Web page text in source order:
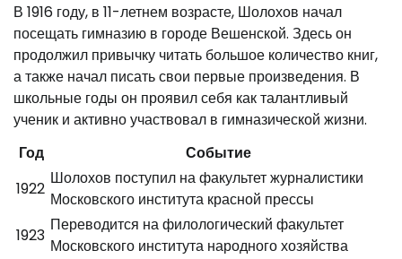
В 1916 году, в 11-летнем возрасте, Шолохов начал
посещать гимназию в городе Вешенской. Здесь он
продолжил привычку читать большое количество книг,
а также начал писать свои первые произведения. В
школьные годы он проявил себя как талантливый
ученик и активно участвовал в гимназической жизни.
Год
Событие
1922
Шолохов поступил на факультет журналистики
Московского института красной прессы
1923
Переводится на филологический факультет
Московского института народного хозяйства